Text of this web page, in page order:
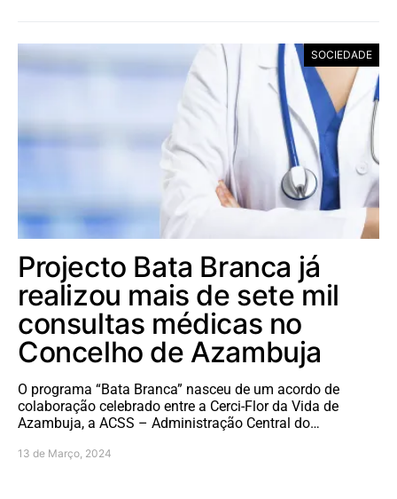
SOCIEDADE
Projecto Bata Branca já
realizou mais de sete mil
consultas médicas no
Concelho de Azambuja
O programa “Bata Branca” nasceu de um acordo de
colaboração celebrado entre a Cerci-Flor da Vida de
Azambuja, a ACSS – Administração Central do…
13 de Março, 2024